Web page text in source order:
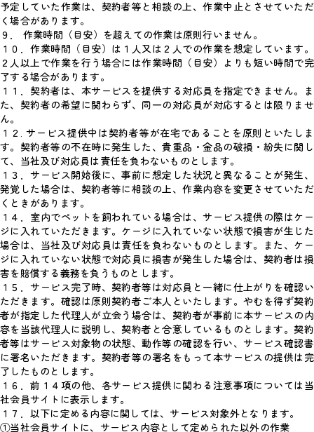
予定していた作業は、契約者等と相談の上、作業中止とさせていただ
く場合があります。
９． 作業時間（目安）を超えての作業は原則行いません。
１０．作業時間（目安）は１人又は２人での作業を想定しています。
２人以上で作業を行う場合には作業時間（目安）よりも短い時間で完
了する場合があります。
１１．契約者は、本サービスを提供する対応員を指定できません。ま
た、契約者の希望に関わらず、同一の対応員が対応するとは限りませ
ん。
１２. サービス提供中は契約者等が在宅であることを原則といたしま
す。契約者等の不在時に発生した、貴重品・金品の破損・紛失に関し
て、当社及び対応員は責任を負わないものとします。
１３．サービス開始後に、事前に想定した状況と異なることが発生、
発覚した場合は、契約者等に相談の上、作業内容を変更させていただ
くときがあります。
１４．室内でペットを飼われている場合は、サービス提供の際はケー
ジに入れていただきます。ケージに入れていない状態で損害が生じた
場合は、当社及び対応員は責任を負わないものとします。また、ケー
ジに入れていない状態で対応員に損害が発生した場合は、契約者は損
害を賠償する義務を負うものとします。
１５．サービス完了時、契約者等は対応員と一緒に仕上がりを確認い
ただきます。確認は原則契約者ご本人といたします。やむを得ず契約
者が指定した代理人が立会う場合は、契約者が事前に本サービスの内
容を当該代理人に説明し、契約者と合意しているものとします。契約
者等はサービス対象物の状態、動作等の確認を行い、サービス確認書
に署名いただきます。契約者等の署名をもって本サービスの提供は完
了したものとします。
１６．前１４項の他、各サービス提供に関わる注意事項については当
社会員サイトに表示します。
１７．以下に定める内容に関しては、サービス対象外となります。
①当社会員サイトに、サービス内容として定められた以外の作業